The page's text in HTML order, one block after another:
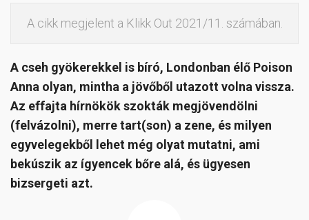
A cikk megjelent a Klikk Out 2021/11. számában.
A cseh gyökerekkel is bíró, Londonban élő Poison
Anna olyan, mintha a jövőből utazott volna vissza.
Az effajta hírnökök szokták megjövendölni
(felvázolni), merre tart(son) a zene, és milyen
egyvelegekből lehet még olyat mutatni, ami
bekúszik az ígyencek bőre alá, és ügyesen
bizsergeti azt.